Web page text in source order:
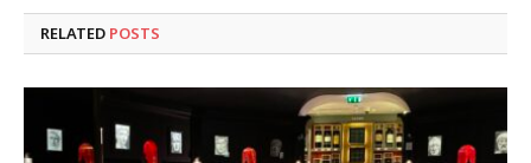
RELATED POSTS